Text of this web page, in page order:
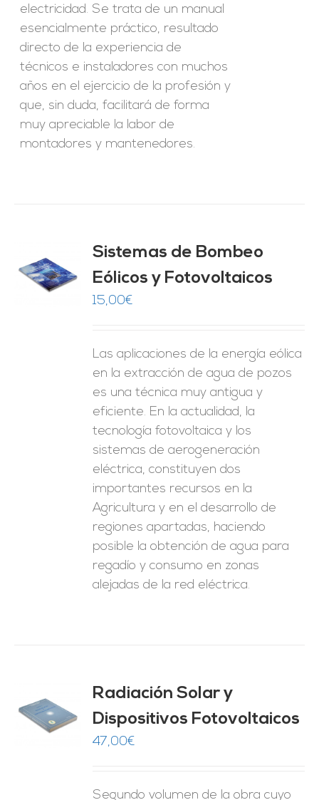
electricidad. Se trata de un manual
esencialmente práctico, resultado
directo de la experiencia de
técnicos e instaladores con muchos
años en el ejercicio de la profesión y
que, sin duda, facilitará de forma
muy apreciable la labor de
montadores y mantenedores.
Sistemas de Bombeo
Eólicos y Fotovoltaicos
15,00€
Las aplicaciones de la energía eólica
en la extracción de agua de pozos
es una técnica muy antigua y
eficiente. En la actualidad, la
tecnología fotovoltaica y los
sistemas de aerogeneración
eléctrica, constituyen dos
importantes recursos en la
Agricultura y en el desarrollo de
regiones apartadas, haciendo
posible la obtención de agua para
regadío y consumo en zonas
alejadas de la red eléctrica.
Radiación Solar y
Dispositivos Fotovoltaicos
47,00€
Segundo volumen de la obra cuyo